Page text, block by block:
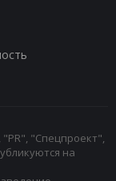
"Спецпроект",
на